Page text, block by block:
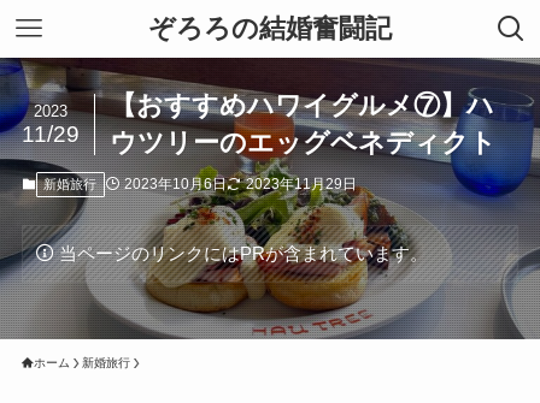
ぞろろの結婚奮闘記
【おすすめハワイグルメ⑦】ハ
ウツリーのエッグベネディクト
2023
11/29
新婚旅行 2023年10月6日 2023年11月29日
当ページのリンクにはPRが含まれています。
ホーム 新婚旅行